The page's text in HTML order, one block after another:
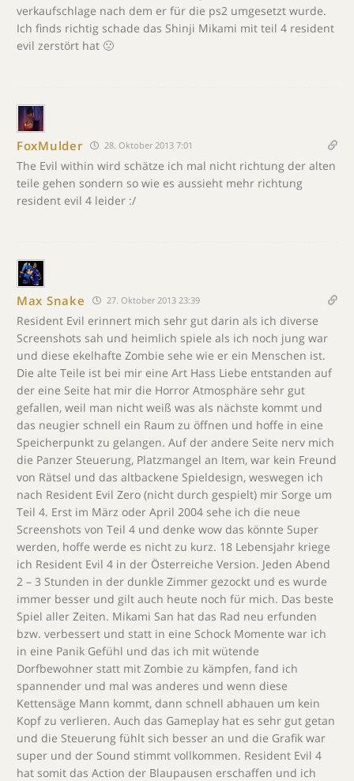
verkaufschlage nach dem er für die ps2 umgesetzt wurde.
Ich finds richtig schade das Shinji Mikami mit teil 4 resident
evil zerstört hat 🙁
FoxMulder 28. Oktober 2013 7:01
The Evil within wird schätze ich mal nicht richtung der alten
teile gehen sondern so wie es aussieht mehr richtung
resident evil 4 leider :/
Max Snake 27. Oktober 2013 23:39
Resident Evil erinnert mich sehr gut darin als ich diverse
Screenshots sah und heimlich spiele als ich noch jung war
und diese ekelhafte Zombie sehe wie er ein Menschen ist.
Die alte Teile ist bei mir eine Art Hass Liebe entstanden auf
der eine Seite hat mir die Horror Atmosphäre sehr gut
gefallen, weil man nicht weiß was als nächste kommt und
das neugier schnell ein Raum zu öffnen und hoffe in eine
Speicherpunkt zu gelangen. Auf der andere Seite nerv mich
die Panzer Steuerung, Platzmangel an Item, war kein Freund
von Rätsel und das altbackene Spieldesign, weswegen ich
nach Resident Evil Zero (nicht durch gespielt) mir Sorge um
Teil 4. Erst im März oder April 2004 sehe ich die neue
Screenshots von Teil 4 und denke wow das könnte Super
werden, hoffe werde es nicht zu kurz. 18 Lebensjahr kriege
ich Resident Evil 4 in der Österreiche Version. Jeden Abend
2 – 3 Stunden in der dunkle Zimmer gezockt und es wurde
immer besser und gilt auch heute noch für mich. Das beste
Spiel aller Zeiten. Mikami San hat das Rad neu erfunden
bzw. verbessert und statt in eine Schock Momente war ich
in eine Panik Gefühl und das ich mit wütende
Dorfbewohner statt mit Zombie zu kämpfen, fand ich
spannender und mal was anderes und wenn diese
Kettensäge Mann kommt, dann schnell abhauen um kein
Kopf zu verlieren. Auch das Gameplay hat es sehr gut getan
und die Steuerung fühlt sich besser an und die Grafik war
super und der Sound stimmt vollkommen. Resident Evil 4
hat somit das Action der Blaupausen erschaffen und ich